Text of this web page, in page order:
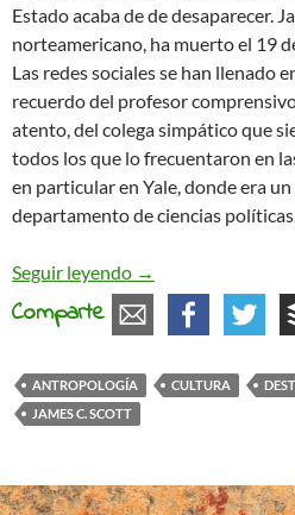
Estado acaba de de desaparecer.
norteamericano, ha muerto el 19
Las redes sociales se han llenado
recuerdo del profesor
atento, del colega simpático que
todos los que lo frecuentaron en
en particular en Yale, donde era
departamento de ciencias
Seguir leyendo James C. Scott, el
→
Comparte
ANTROPOLOGÍA CULTURA
JAMES C. SCOTT